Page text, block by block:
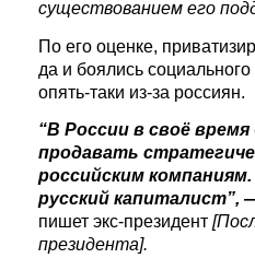
существованием его
По его оценке,
да и боялись
опять-таки из-за россиян.
“В России в своё
продавать
российским
русский капиталист”,
пишет экс-президент
президента].